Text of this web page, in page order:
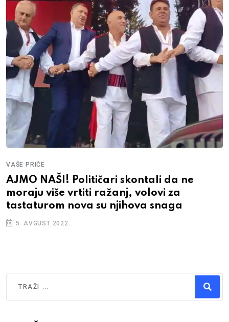
VAŠE PRIČE
AJMO NAŠI! Političari skontali da ne
moraju više vrtiti ražanj, volovi za
tastaturom nova su njihova snaga
5. AVGUST 2022.
Type 2 or more characters for results.